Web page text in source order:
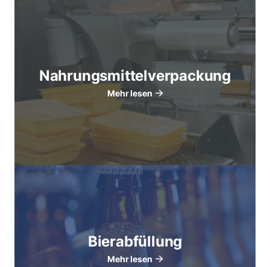
Nahrungsmittelverpackung
Mehr lesen
Bierabfüllung
Mehr lesen